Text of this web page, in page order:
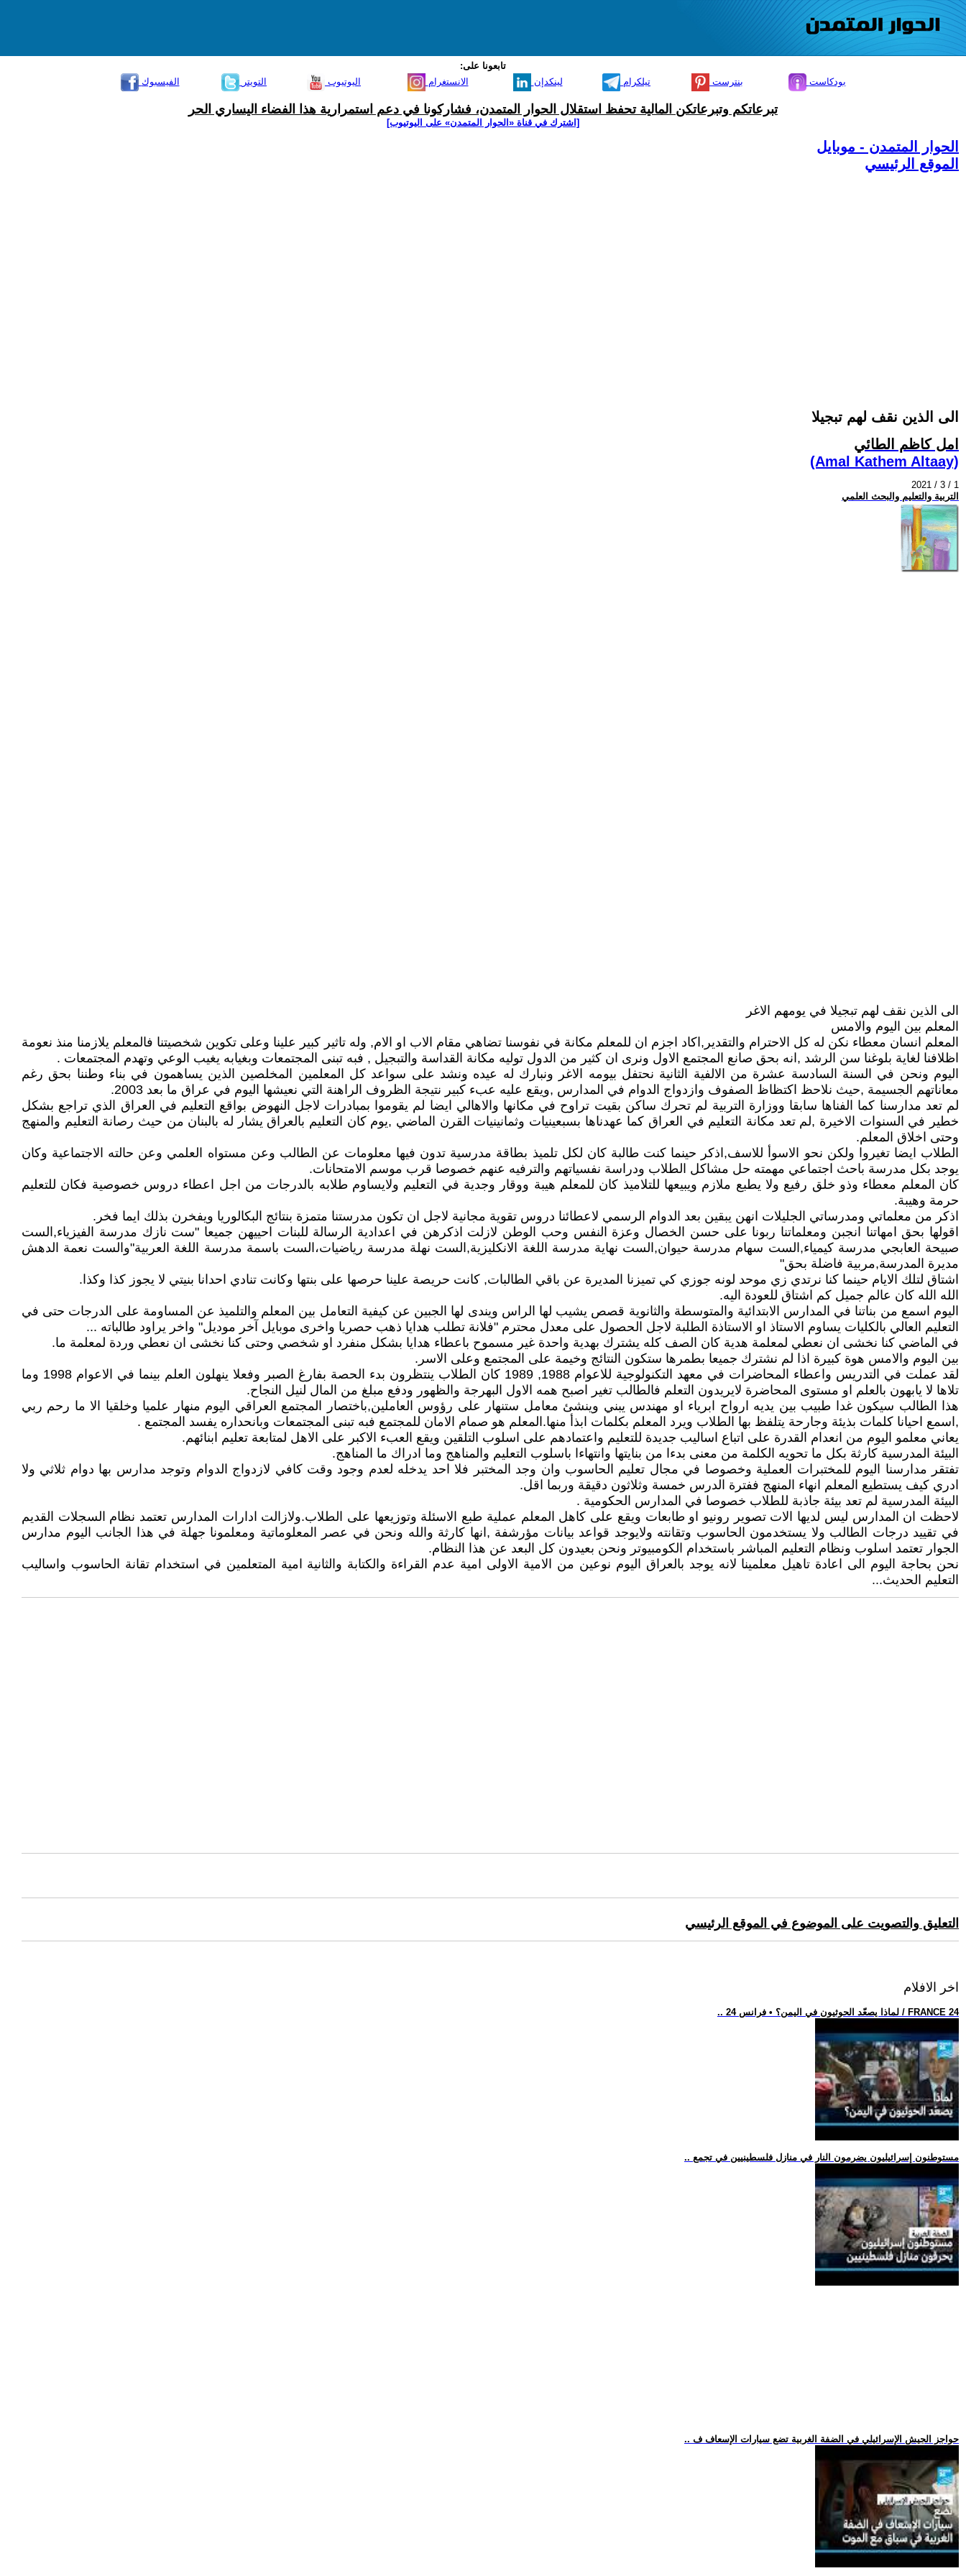
تابعونا على:
الفيسبوك
التويتر اليوتيوب الانستغرام لينكدإن تيلكرام بنترست بودكاست
تبرعاتكم وتبرعاتكن المالية تحفظ استقلال الحوار المتمدن، فشاركونا في دعم استمرارية هذا الفضاء اليساري الحر
[اشترك في قناة ‫«الحوار المتمدن» على اليوتيوب]
الحوار المتمدن - موبايل
الموقع الرئيسي
الى الذين نقف لهم تبجيلا
امل كاظم الطائي
(Amal Kathem Altaay)
2021 / 3 / 1
التربية والتعليم والبحث العلمي
الى الذين نقف لهم تبجيلا في يومهم الاغر
المعلم بين اليوم والامس
المعلم انسان معطاء نكن له كل الاحترام والتقدير,اكاد اجزم ان للمعلم مكانة في نفوسنا تضاهي مقام الاب او الام, وله تاثير كبير علينا وعلى تكوين شخصيتنا فالمعلم يلازمنا منذ نعومة
اظلافنا لغاية بلوغنا سن الرشد ,انه بحق صانع المجتمع الاول ونرى ان كثير من الدول توليه مكانة القداسة والتبجيل , فبه تبنى المجتمعات وبغيابه يغيب الوعي وتهدم المجتمعات .
اليوم ونحن في السنة السادسة عشرة من الالفية الثانية نحتفل بيومه الاغر ونبارك له عيده ونشد على سواعد كل المعلمين المخلصين الذين يساهمون في بناء وطننا بحق رغم
معاناتهم الجسيمة ,حيث نلاحظ اكتظاظ الصفوف وازدواج الدوام في المدارس ,ويقع عليه عبء كبير نتيجة الظروف الراهنة التي نعيشها اليوم في عراق ما بعد 2003.
لم تعد مدارسنا كما الفناها سابقا ووزارة التربية لم تحرك ساكن بقيت تراوح في مكانها والاهالي ايضا لم يقوموا بمبادرات لاجل النهوض بواقع التعليم في العراق الذي تراجع بشكل
خطير في السنوات الاخيرة ,لم تعد مكانة التعليم في العراق كما عهدناها بسبعينيات وثمانينيات القرن الماضي ,يوم كان التعليم بالعراق يشار له بالبنان من حيث رصانة التعليم والمنهج
وحتى اخلاق المعلم.
الطلاب ايضا تغيروا ولكن نحو الاسوأ للاسف,اذكر حينما كنت طالبة كان لكل تلميذ بطاقة مدرسية تدون فيها معلومات عن الطالب وعن مستواه العلمي وعن حالته الاجتماعية وكان
يوجد بكل مدرسة باحث اجتماعي مهمته حل مشاكل الطلاب ودراسة نفسياتهم والترفيه عنهم خصوصا قرب موسم الامتحانات.
كان المعلم معطاء وذو خلق رفيع ولا يطبع ملازم ويبيعها للتلاميذ كان للمعلم هيبة ووقار وجدية في التعليم ولايساوم طلابه بالدرجات من اجل اعطاء دروس خصوصية فكان للتعليم
حرمة وهيبة.
اذكر من معلماتي ومدرساتي الجليلات انهن يبقين بعد الدوام الرسمي لاعطائنا دروس تقوية مجانية لاجل ان تكون مدرستنا متمزة بنتائج البكالوريا ويفخرن بذلك ايما فخر.
اقولها بحق امهاتنا انجبن ومعلماتنا ربونا على حسن الخصال وعزة النفس وحب الوطن لازلت اذكرهن في اعدادية الرسالة للبنات احييهن جميعا "ست نازك مدرسة الفيزياء,الست
صبيحة العابجي مدرسة كيمياء,الست سهام مدرسة حيوان,الست نهاية مدرسة اللغة الانكليزية,الست نهلة مدرسة رياضيات،الست باسمة مدرسة اللغة العربية"والست نعمة الدهش
مديرة المدرسة,مربية فاضلة بحق"
اشتاق لتلك الايام حينما كنا نرتدي زي موحد لونه جوزي كي تميزنا المديرة عن باقي الطالبات, كانت حريصة علينا حرصها على بنتها وكانت تنادي احدانا بنيتي لا يجوز كذا وكذا.
الله الله كان عالم جميل كم اشتاق للعودة اليه.
اليوم اسمع من بناتنا في المدارس الابتدائية والمتوسطة والثانوية قصص يشيب لها الراس ويندى لها الجبين عن كيفية التعامل بين المعلم والتلميذ عن المساومة على الدرجات حتى في
التعليم العالي بالكليات يساوم الاستاذ او الاستاذة الطلبة لاجل الحصول على معدل محترم "فلانة تطلب هدايا ذهب حصريا واخرى موبايل آخر موديل" واخر يراود طالباته ...
في الماضي كنا نخشى ان نعطي لمعلمة هدية كان الصف كله يشترك بهدية واحدة غير مسموح باعطاء هدايا بشكل منفرد او شخصي وحتى كنا نخشى ان نعطي وردة لمعلمة ما.
بين اليوم والامس هوة كبيرة اذا لم نشترك جميعا بطمرها ستكون النتائج وخيمة على المجتمع وعلى الاسر.
لقد عملت في التدريس واعطاء المحاضرات في معهد التكنولوجية للاعوام 1988, 1989 كان الطلاب ينتظرون بدء الحصة بفارغ الصبر وفعلا ينهلون العلم بينما في الاعوام 1998 وما
تلاها لا يابهون بالعلم او مستوى المحاضرة لايريدون التعلم فالطالب تغير اصبح همه الاول البهرجة والظهور ودفع مبلغ من المال لنيل النجاح.
هذا الطالب سيكون غدا طبيب بين يديه ارواح ابرياء او مهندس يبني وينشئ معامل ستنهار على رؤوس العاملين,باختصار المجتمع العراقي اليوم منهار علميا وخلقيا الا ما رحم ربي
,اسمع احيانا كلمات بذيئة وجارحة يتلفظ بها الطلاب ويرد المعلم بكلمات ابذأ منها.المعلم هو صمام الامان للمجتمع فبه تبنى المجتمعات وبانحداره يفسد المجتمع .
يعاني معلمو اليوم من انعدام القدرة على اتباع اساليب جديدة للتعليم واعتمادهم على اسلوب التلقين ويقع العبء الاكبر على الاهل لمتابعة تعليم ابنائهم.
البيئة المدرسية كارثة بكل ما تحويه الكلمة من معنى بدءا من بنايتها وانتهاءا باسلوب التعليم والمناهج وما ادراك ما المناهج.
تفتقر مدارسنا اليوم للمختبرات العملية وخصوصا في مجال تعليم الحاسوب وان وجد المختبر فلا احد يدخله لعدم وجود وقت كافي لازدواج الدوام وتوجد مدارس بها دوام ثلاثي ولا
ادري كيف يستطيع المعلم انهاء المنهج ففترة الدرس خمسة وثلاثون دقيقة وربما اقل.
البيئة المدرسية لم تعد بيئة جاذبة للطلاب خصوصا في المدارس الحكومية .
لاحظت ان المدارس ليس لديها الات تصوير رونيو او طابعات ويقع على كاهل المعلم عملية طبع الاسئلة وتوزيعها على الطلاب.ولازالت ادارات المدارس تعتمد نظام السجلات القديم
في تقييد درجات الطالب ولا يستخدمون الحاسوب وتقانته ولايوجد قواعد بيانات مؤرشفة ,انها كارثة والله ونحن في عصر المعلوماتية ومعلمونا جهلة في هذا الجانب اليوم مدارس
الجوار تعتمد اسلوب ونظام التعليم المباشر باستخدام الكومبيوتر ونحن بعيدون كل البعد عن هذا النظام.
نحن بحاجة اليوم الى اعادة تاهيل معلمينا لانه يوجد بالعراق اليوم نوعين من الامية الاولى امية عدم القراءة والكتابة والثانية امية المتعلمين في استخدام تقانة الحاسوب واساليب
التعليم الحديث...
التعليق والتصويت على الموضوع في الموقع الرئيسي
اخر الافلام
.. لماذا يصعّد الحوثيون في اليمن؟ • فرانس 24 / FRANCE 24
.. مستوطنون إسرائيليون يضرمون النار في منازل فلسطينيين في تجمع
.. حواجز الجيش الإسرائيلي في الضفة الغربية تضع سيارات الإسعاف ف